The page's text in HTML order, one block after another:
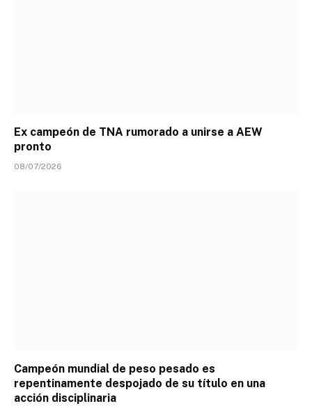
Ex campeón de TNA rumorado a unirse a AEW
pronto
08/07/2026
Campeón mundial de peso pesado es
repentinamente despojado de su título en una
acción disciplinaria